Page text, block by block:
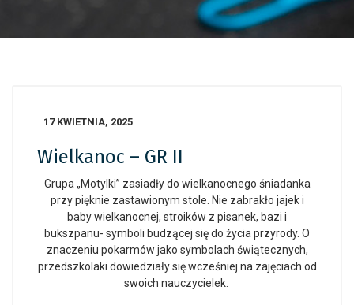
17 KWIETNIA, 2025
Wielkanoc – GR II
Grupa „Motylki” zasiadły do wielkanocnego śniadanka
przy pięknie zastawionym stole. Nie zabrakło jajek i
baby wielkanocnej, stroików z pisanek, bazi i
bukszpanu- symboli budzącej się do życia przyrody. O
znaczeniu pokarmów jako symbolach świątecznych,
przedszkolaki dowiedziały się wcześniej na zajęciach od
swoich nauczycielek.